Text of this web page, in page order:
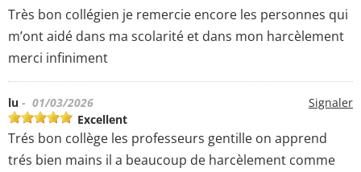
Très bon collégien je remercie encore les personnes qui
m’ont aidé dans ma scolarité et dans mon harcèlement
merci infiniment
Signaler
lu - 01/03/2026
Excellent
Trés bon collège les professeurs gentille on apprend
trés bien mains il a beaucoup de harcèlement comme